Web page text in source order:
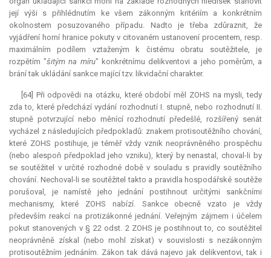
její výši s přihlédnutím ke všem zákonným kritériím a konkrétním
okolnostem posuzovaného případu. Nadto je třeba zdůraznit, že
vyjádření horní hranice pokuty v citovaném ustanovení procentem, resp.
maximálním podílem vztaženým k čistému obratu soutěžitele, je
rozpětím "šitým na míru" konkrétnímu delikventovi a jeho poměrům, a
brání tak ukládání sankce mající tzv. likvidační charakter.
[64] Při odpovědi na otázku, které období měl ZOHS na mysli, tedy
zda to, které předchází vydání rozhodnutí I. stupně, nebo rozhodnutí II.
stupně potvrzující nebo měnící rozhodnutí předešlé, rozšířený senát
vycházel z následujících předpokladů: znakem protisoutěžního chování,
které ZOHS postihuje, je téměř vždy vznik neoprávněného prospěchu
(nebo alespoň předpoklad jeho vzniku), který by nenastal, choval-li by
se soutěžitel v určité rozhodné době v souladu s pravidly soutěžního
chování. Nechoval-li se soutěžitel takto a pravidla hospodářské soutěže
porušoval, je namístě jeho jednání postihnout určitými sankčními
mechanismy, které ZOHS nabízí. Sankce obecně vzato je vždy
především reakcí na protizákonné jednání. Veřejným zájmem i účelem
pokut stanovených v § 22 odst. 2 ZOHS je postihnout to, co soutěžitel
neoprávněně získal (nebo mohl získat) v souvislosti s nezákonným
protisoutěžním jednáním. Zákon tak dává najevo jak delikventovi, tak i